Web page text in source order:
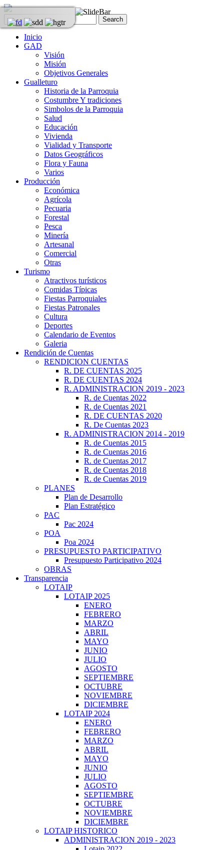
Inicio
GAD
Visión
Misión
Objetivos Generales
Gualleturo
Historia de la Parroquia
Costumbre Y tradiciones
Simbolos de la Parroquia
Salud
Educación
Vivienda
Vialidad y Transporte
Datos Geográficos
Flora y Fauna
Varios
Producción
Económica
Agrícola
Pecuaria
Forestal
Pesca
Minería
Artesanal
Comercial
Otras
Turismo
Atractivos turísticos
Comidas Típicas
Fiestas Parroquiales
Fiestas Patronales
Cultura
Deportes
Calendario de Eventos
Galeria
Rendición de Cuentas
RENDICION CUENTAS
R. DE CUENTAS 2025
R. DE CUENTAS 2024
R. ADMINISTRACION 2019 - 2023
R. de Cuentas 2022
R. de Cuentas 2021
R. DE CUENTAS 2020
R. De Cuentas 2023
R. ADMINISTRACION 2014 - 2019
R. de Cuentas 2015
R. de Cuentas 2016
R. de Cuentas 2017
R. de Cuentas 2018
R. de Cuentas 2019
PLANES
Plan de Desarrollo
Plan Estratégico
PAC
Pac 2024
POA
Poa 2024
PRESUPUESTO PARTICIPATIVO
Presupuesto Participativo 2024
OBRAS
Transparencia
LOTAIP
LOTAIP 2025
ENERO
FEBRERO
MARZO
ABRIL
MAYO
JUNIO
JULIO
AGOSTO
SEPTIEMBRE
OCTUBRE
NOVIEMBRE
DICIEMBRE
LOTAIP 2024
ENERO
FEBRERO
MARZO
ABRIL
MAYO
JUNIO
JULIO
AGOSTO
SEPTIEMBRE
OCTUBRE
NOVIEMBRE
DICIEMBRE
LOTAIP HISTORICO
ADMINISTRACION 2019 - 2023